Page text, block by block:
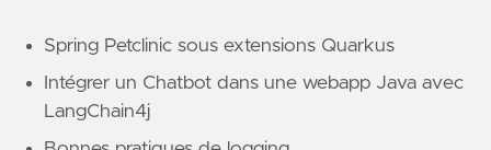
Spring Petclinic sous extensions Quarkus
Intégrer un Chatbot dans une webapp Java avec
LangChain4j